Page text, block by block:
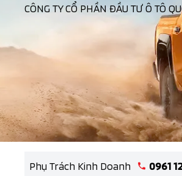
CÔNG TY CỔ PHẦN ĐẦU TƯ Ô TÔ
Phụ Trách Kinh Doanh 0961